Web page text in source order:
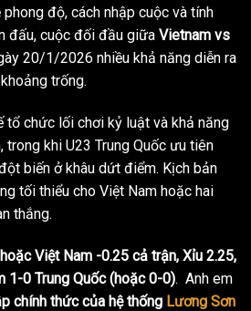
độ, cách nhập cuộc và tính
đấu, cuộc đối đầu giữa Vietnam vs
20/1/2026 nhiều khả năng diễn ra
trống.
tổ chức lối chơi kỷ luật và khả năng
khi U23 Trung Quốc ưu tiên
biến ở khâu dứt điểm. Kịch bản
tối thiểu cho Việt Nam hoặc hai
thắng.
Việt Nam -0.25 cả trận, Xỉu 2.25,
1-0 Trung Quốc (hoặc 0-0). Anh em
chính thức của hệ thống Lương Sơn